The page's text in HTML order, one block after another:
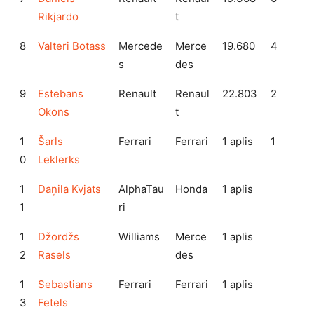
Rikjardo
t
8 Valteri Botass
Mercede
s
Merce
des
19.680 4
9
Estebans
Okons
Renault
Renaul
t
22.803 2
1
0
Šarls
Leklerks
Ferrari Ferrari 1 aplis 1
1
1
Daņila Kvjats
AlphaTau
ri
Honda 1 aplis
1
2
Džordžs
Rasels
Williams
Merce
des
1 aplis
1
3
Sebastians
Fetels
Ferrari Ferrari 1 aplis